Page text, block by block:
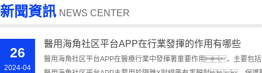
新聞資訊 NEWS CENTER
26
2024-04
醫用海角社区平台APP在行業發揮的作用有哪些
醫用海角社区平台APP在醫療行業中發揮著重要作用，主